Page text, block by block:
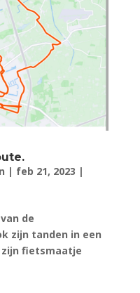
| feb 21, 2023 |
de
zijn tanden in een
fietsmaatje